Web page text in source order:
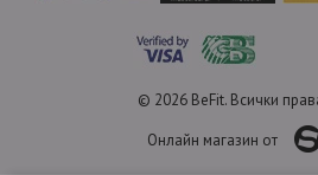
© 2026 BeFit. Всички
Онлайн магазин от